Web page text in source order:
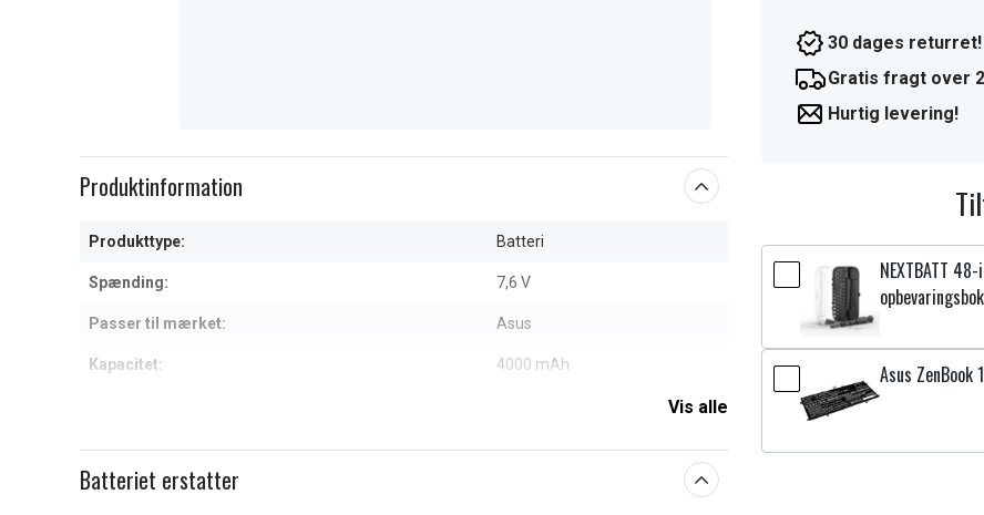
of
Produktinformation
Produkttype: Batteri
Spænding: 7,6 V
Passer til mærket: Asus
Kapacitet: 4000 mAh
Vis alle
Batteriet erstatter
30 dages returret!
Gratis fragt over
Hurtig levering!
NEXTBATT
Asus ZenBook